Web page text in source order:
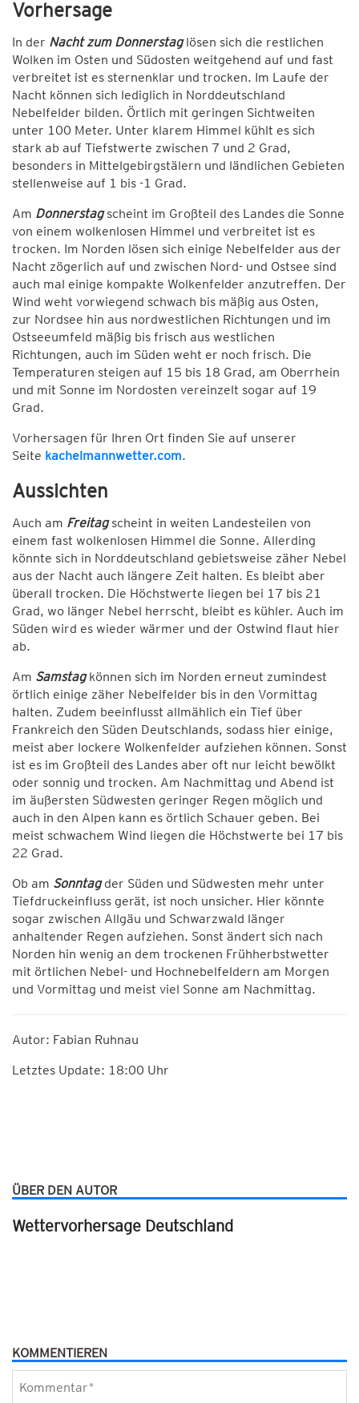
Vorhersage
In der Nacht zum Donnerstaglösen sich die restlichen
Wolken im Osten und Südosten weitgehend auf und fast
verbreitet ist es sternenklar und trocken. Im Laufe der
Nacht können sich lediglich in Norddeutschland
Nebelfelder bilden. Örtlich mit geringen Sichtweiten
unter 100 Meter. Unter klarem Himmel kühlt es sich
stark ab auf Tiefstwerte zwischen 7 und 2 Grad,
besonders in Mittelgebirgstälern und ländlichen Gebieten
stellenweise auf 1 bis -1 Grad.
Am Donnerstagscheint im Großteil des Landes die Sonne
von einem wolkenlosen Himmel und verbreitet ist es
trocken. Im Norden lösen sich einige Nebelfelder aus der
Nacht zögerlich auf und zwischen Nord- und Ostsee sind
auch mal einige kompakte Wolkenfelder anzutreffen. Der
Wind weht vorwiegend schwach bis mäßig aus Osten,
zur Nordsee hin aus nordwestlichen Richtungen und im
Ostseeumfeld mäßig bis frisch aus westlichen
Richtungen, auch im Süden weht er noch frisch. Die
Temperaturen steigen auf 15 bis 18 Grad, am Oberrhein
und mit Sonne im Nordosten vereinzelt sogar auf 19
Grad.
Vorhersagen für Ihren Ort finden Sie auf unserer
Seite kachelmannwetter.com.
Aussichten
Auch am Freitagscheint in weiten Landesteilen von
einem fast wolkenlosen Himmel die Sonne. Allerding
könnte sich in Norddeutschland gebietsweise zäher Nebel
aus der Nacht auch längere Zeit halten. Es bleibt aber
überall trocken. Die Höchstwerte liegen bei 17 bis 21
Grad, wo länger Nebel herrscht, bleibt es kühler. Auch im
Süden wird es wieder wärmer und der Ostwind flaut hier
ab.
Am Samstagkönnen sich im Norden erneut zumindest
örtlich einige zäher Nebelfelder bis in den Vormittag
halten. Zudem beeinflusst allmählich ein Tief über
Frankreich den Süden Deutschlands, sodass hier einige,
meist aber lockere Wolkenfelder aufziehen können. Sonst
ist es im Großteil des Landes aber oft nur leicht bewölkt
oder sonnig und trocken. Am Nachmittag und Abend ist
im äußersten Südwesten geringer Regen möglich und
auch in den Alpen kann es örtlich Schauer geben. Bei
meist schwachem Wind liegen die Höchstwerte bei 17 bis
22 Grad.
Ob am Sonntagder Süden und Südwesten mehr unter
Tiefdruckeinfluss gerät, ist noch unsicher. Hier könnte
sogar zwischen Allgäu und Schwarzwald länger
anhaltender Regen aufziehen. Sonst ändert sich nach
Norden hin wenig an dem trockenen Frühherbstwetter
mit örtlichen Nebel- und Hochnebelfeldern am Morgen
und Vormittag und meist viel Sonne am Nachmittag.
Autor: Fabian Ruhnau
Letztes Update: 18:00 Uhr
ÜBER DEN AUTOR
Wettervorhersage Deutschland
KOMMENTIEREN